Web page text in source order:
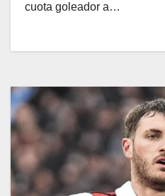
cuota goleador a…